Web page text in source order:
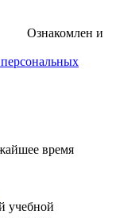
Ознакомлен и
время
учебной